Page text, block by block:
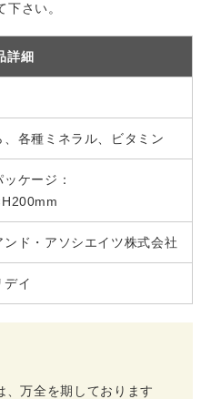
さい。
詳細
、各種ミネラル、ビタミン
ケージ：
ンド・アソシエイツ株式会社
デイ
、万全を期しております